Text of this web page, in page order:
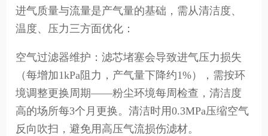
进气质量与流量是产气量的基础，需从清洁度、
温度、压力三方面优化：
空气过滤器维护：滤芯堵塞会导致进气压力损失
（每增加1kPa阻力，产气量下降约1%），需按环
境调整更换周期——粉尘环境每周检查，清洁度
高的场所每3个月更换。清洁时用0.3MPa压缩空气
反向吹扫，避免用高压气流损伤滤材。